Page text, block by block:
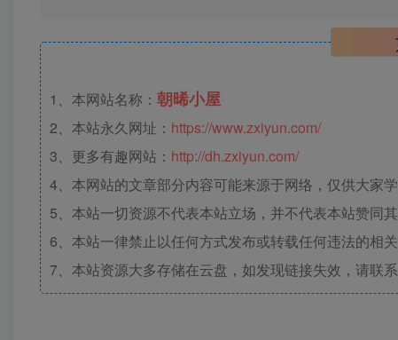
1、本网站名称： 朝晞小屋
2、本站永久网址： https://www.zxiyun.com/
3、更多有趣网站： http://dh.zxiyun.com/
4、本网站的文章部分内容可能来源于网络，仅供大家
5、本站一切资源不代表本站立场，并不代表本站赞同
6、本站一律禁止以任何方式发布或转载任何违法的相
7、本站资源大多存储在云盘，如发现链接失效，请联